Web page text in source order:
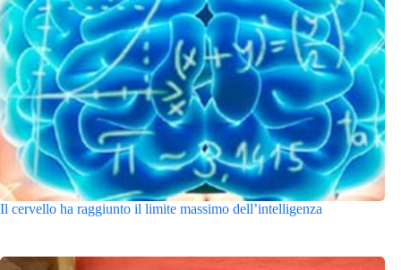
Il cervello ha raggiunto il limite massimo dell’intelligenza